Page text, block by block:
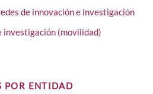
de innovación e investigación
investigación (movilidad)
POR ENTIDAD